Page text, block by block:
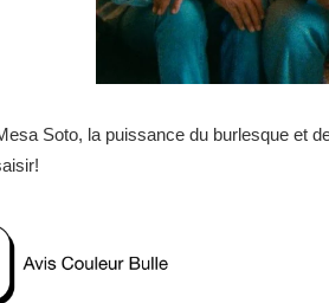
Soto, la puissance du burlesque et